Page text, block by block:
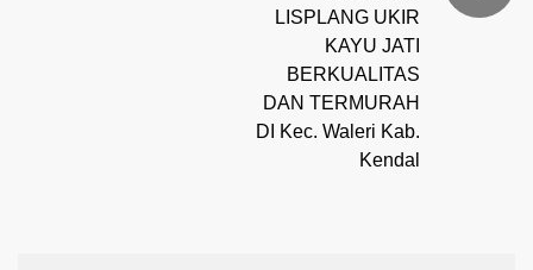
LISPLANG UKIR
KAYU JATI
BERKUALITAS
DAN TERMURAH
DI Kec. Waleri Kab.
Kendal